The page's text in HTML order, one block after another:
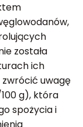
została
ich
zwrócić uwagę
g), która
spożycia i